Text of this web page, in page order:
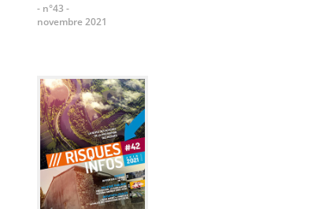
- n°43 -
novembre 2021